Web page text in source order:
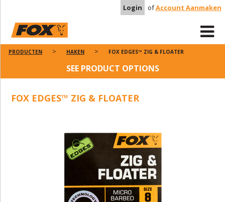
Login ofAccount Aanmaken
PRODUCTEN HAKEN FOX EDGES™ ZIG & FLOATER
SEE PRODUCT OPTIONS
FOX EDGES™ ZIG & FLOATER